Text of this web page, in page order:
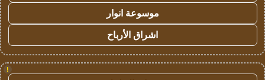
موسوعة انوار
اشراق الأرباح
!